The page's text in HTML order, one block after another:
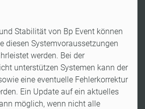
Stabilität von Bp Event können
diesen Systemvoraussetzungen
werden. Bei der
unterstützen Systemen kann der
eine eventuelle Fehlerkorrektur
Ein Update auf ein aktuelles
möglich, wenn nicht alle